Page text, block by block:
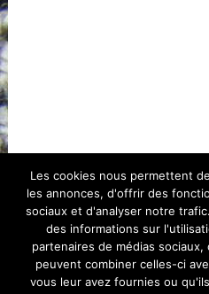
Les cookies nous permettent
les annonces, d'offrir des
sociaux et d'analyser notre
des informations sur
partenaires de médias
peuvent combiner celles-ci
vous leur avez fournies ou